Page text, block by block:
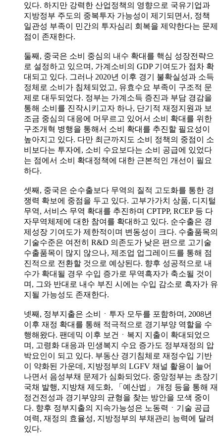
있다. 하지만 강력한 산업정책의 영향으로 국유기업과
지방정부 주도의 중복투자 가능성이 제기되면서, 정책
일관성 부족이 민간의 투자심리 회복을 제약한다는 문제
점이 존재한다.
둘째, 중국은 소비 중심의 내수 확대를 핵심 성장전략으
로 설정하고 있으며, 가계소비의 GDP 기여도가 점차 확
대되고 있다. 그러나 2020년 이후 경기 불확실성과 소득
정체로 소비가 침체되었고, 유효수요 부족이 구조적 문
제로 대두되었다. 정부는 가계소득 증진과 부담 경감을
통해 소비를 진작시키고자 하나, 단기적 재정지원과 보
조금 중심의 대응에 머무르고 있어서 소비 확대를 위한
구조개혁 병행을 통해서 소비 확대를 추진할 필요성이
높아지고 있다. 다만 최근까지도 소비 정책의 중점이 소
비보다는 투자에, 소비 수요보다는 소비 공급에 있었다
는 점에서 소비 확대정책에 대한 근본적인 개선이 필요
하다.
셋째, 중국은 순수출보다 무역의 질적 고도화를 통한 경
쟁력 확보에 중점을 두고 있다. 고부가가치 상품, 디지털
무역, 서비스 무역 확대를 추진하며 CPTPP, RCEP 등 다
자무역체제에 대한 참여를 확대하고 있다. 순수출은 경
제성장 기여도가 제한적이며 변동성이 크다. 수출품목의
기술수준은 여전히 R&D 의존도가 낮은 편으로 고기술
수출품목이 많지 않으나, 제조업 업그레이드를 통해 점
진적으로 전환할 것으로 예상된다. 향후 성공적으로 내
수가 확대될 경우 수입 증가로 무역흑자가 축소될 것이
며, 그와 반대로 내수 부진 시에는 수입 감소로 흑자가 유
지될 가능성도 존재한다.
넷째, 정부지출은 소비ㆍ투자 모두를 포함하며, 2008년
이후 재정 확대를 통해 적극적으로 경기부양 역할을 수
행해왔다. 팬데믹 이후 보건ㆍ복지 지출이 확대되었으
며, 고령화 대응과 민생복지 수요 증가도 정부재정의 압
박요인이 되고 있다. 부동산 경기침체로 재정수입 기반
이 약화된 가운데, 지방정부의 LGFV 채널 활용이 늘어
나면서 음성부채 문제가 심화되었다. 중앙정부는 초장기
국채 발행, 지방채 제도화, 「예산법」 개정 등을 통해 재
정건전성과 경기부양의 균형을 찾는 방안을 모색 중이
다. 향후 정부지출의 지속가능성은 노동력ㆍ기술 공급
여력, 재정의 효율성, 지방정부의 부채관리 능력에 달려
있다.